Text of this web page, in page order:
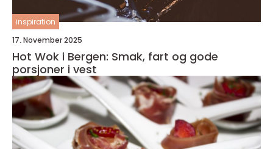
inspiration
17. November 2025
Hot Wok i Bergen: Smak, fart og gode
porsjoner i vest